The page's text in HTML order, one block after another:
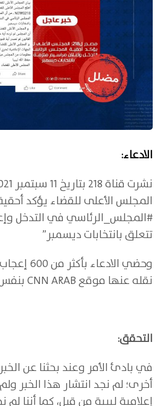
الادعاء:
المجلس الأعلى للقضاء يؤكد
#المجلس_الرئاسي في التدخل
تتعلق بانتخابات ديسمبر”
نقله عنها موقع CNN ARAB بنفس صيغة الادعاء.
التحقق:
في بادئ الأمر وعند بحثنا عن
أخرى؛ لم نجد انتشار هذا الخبر
إعلامية ليبية من قبل، كما أننا